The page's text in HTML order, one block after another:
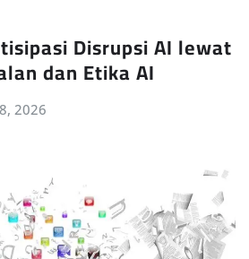
Disrupsi AI lewat
dan Etika AI
2026